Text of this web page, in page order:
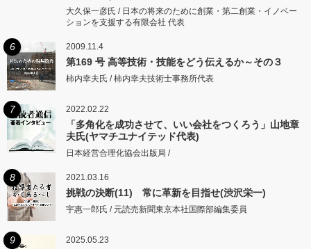
大久保一彦氏 / 日本の将来のために創業・第二創業・イノベー
ションを支援する有限会社 代表
6 2009.11.4
第169 号 高等技術・技能をどう伝えるか～その３
柿内幸夫氏 / 柿内幸夫技術士事務所代表
7 2022.02.22
「多角化を成功させて、いい会社をつくろう」山地章
夫氏(ヤマチユナイテッド代表)
日本経営合理化協会出版局 /
8 2021.03.16
挑戦の決断(11) 常に革新を目指せ(渋沢栄一)
宇惠一郎氏 / 元読売新聞東京本社国際部編集委員
9 2025.05.23